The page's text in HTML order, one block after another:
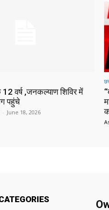
वर्ष ,जनकल्याण शिविर में
पहुंचे
- June 18, 2026